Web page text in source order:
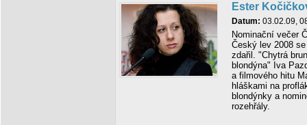
Ester
Datum: 03.02.09,
Nominační večer
Český lev 2008
zdařil. "Chytrá
blondýna" Iva
a filmového hitu
hláškami na
blondýnky a
rozehřály.